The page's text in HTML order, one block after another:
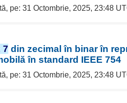
pe: 31 Octombrie, 2025, 23:48
7 din zecimal în binar în
în standard IEEE 754
pe: 31 Octombrie, 2025, 23:48